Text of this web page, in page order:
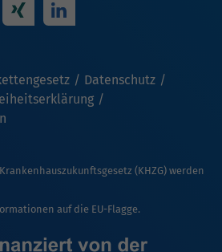
Datenschutz
(KHZG) werden
auf die EU-Flagge.